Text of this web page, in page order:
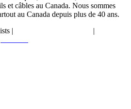
et câbles au Canada. Nous sommes
au Canada depuis plus de 40 ans.
|
|